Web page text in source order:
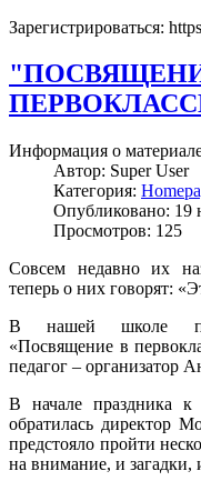
Зарегистрироваться:
Информация о
Автор: Super User
Категория:
Опубликовано: 19
Просмотров: 125
Совсем недавно их
теперь о них говорят:
В нашей школе
«Посвящение в
педагог – организатор
В начале праздника к
обратилась директор
предстояло пройти
на внимание, и загадки,